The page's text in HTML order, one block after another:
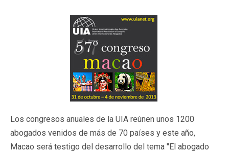
Los congresos anuales de la UIA reúnen unos 1200
abogados venidos de más de 70 países y este año,
Macao será testigo del desarrollo del tema "El abogado